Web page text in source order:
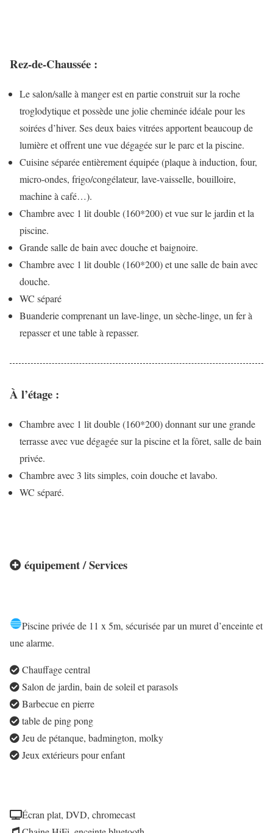
Rez-de-Chaussée :
Le salon/salle à manger est en partie construit sur la roche
troglodytique et possède une jolie cheminée idéale pour les
soirées d’hiver. Ses deux baies vitrées apportent beaucoup de
lumière et offrent une vue dégagée sur le parc et la piscine.
Cuisine séparée entièrement équipée (plaque à induction, four,
micro-ondes, frigo/congélateur, lave-vaisselle, bouilloire,
machine à café…).
Chambre avec 1 lit double (160*200) et vue sur le jardin et la
piscine.
Grande salle de bain avec douche et baignoire.
Chambre avec 1 lit double (160*200) et une salle de bain avec
douche.
WC séparé
Buanderie comprenant un lave-linge, un sèche-linge, un fer à
repasser et une table à repasser.
À l’étage :
Chambre avec 1 lit double (160*200) donnant sur une grande
terrasse avec vue dégagée sur la piscine et la fôret, salle de bain
privée.
Chambre avec 3 lits simples, coin douche et lavabo.
WC séparé.
équipement / Services
Piscine privée de 11 x 5m, sécurisée par un muret d’enceinte et
une alarme.
Chauffage central
Salon de jardin, bain de soleil et parasols
Barbecue en pierre
table de ping pong
Jeu de pétanque, badmington, molky
Jeux extérieurs pour enfant
Écran plat, DVD, chromecast